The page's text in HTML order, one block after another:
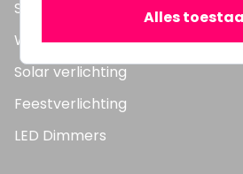
Straatlampen
Wandlampen
Solar verlichting
Feestverlichting
LED Dimmers
Alles